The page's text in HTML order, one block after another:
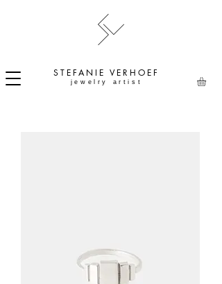
STEFANIE VERHOEF
jewelry artist